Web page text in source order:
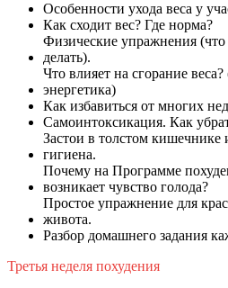
Особенности ухода веса у
Как сходит вес? Где норма?
Физические упражнения (что
делать).
Что влияет на сгорание
энергетика)
Как избавиться от многих
Самоинтоксикация. Как
Застои в толстом кишечнике
гигиена.
Почему на Программе
возникает чувство голода?
Простое упражнение для
живота.
Разбор домашнего задания
Третья неделя похудения